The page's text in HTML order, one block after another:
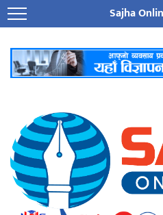
Sajha